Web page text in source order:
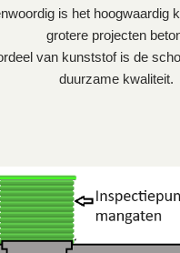
is het hoogwaardig
grotere projecten
van kunststof is de
duurzame kwaliteit.